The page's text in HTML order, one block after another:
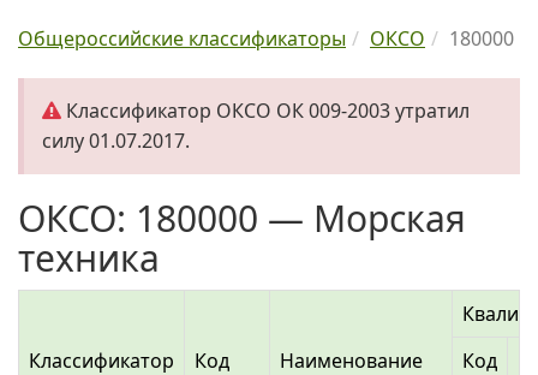
Общероссийские классификаторы ОКСО 180000
Классификатор ОКСО ОК 009-2003 утратил
силу 01.07.2017.
ОКСО: 180000 — Морская
техника
Классификатор Код Наименование
Код